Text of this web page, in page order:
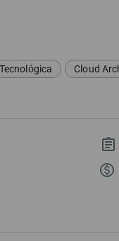
Cloud